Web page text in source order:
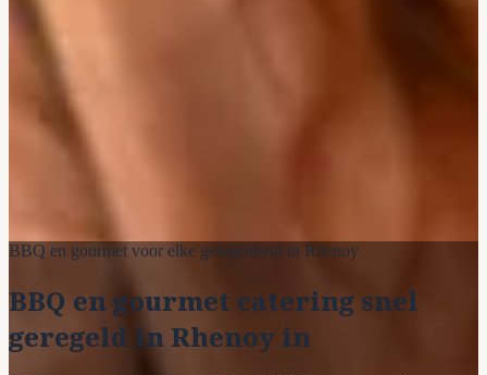
BBQ en gourmet voor elke gelegenheid in Rhenoy
BBQ en gourmet catering snel
geregeld in Rhenoy in